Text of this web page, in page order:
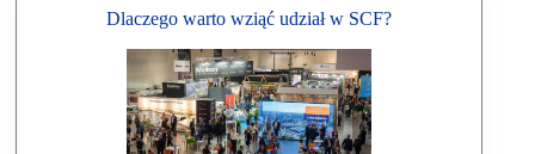
Dlaczego warto wziąć udział w SCF?